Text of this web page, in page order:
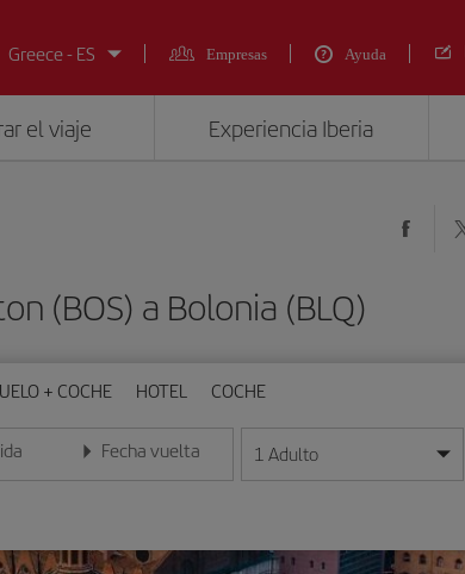
Greece - ES
Empresas Ayuda
el viaje Experiencia Iberia
(BOS) a Bolonia (BLQ)
+ COCHE HOTEL COCHE
la fecha en formato día/mes/año
Fecha vuelta
Introduce la fecha en formato día/mes/año
1 Adulto